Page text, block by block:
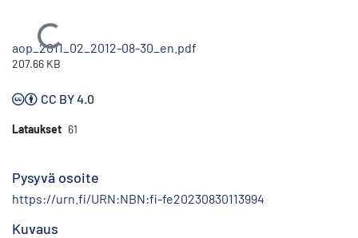
Ladataan...
aop_2011_02_2012-08-30_en.pdf
207.66 KB
CC BY 4.0
Lataukset 61
Pysyvä osoite
https://urn.fi/URN:NBN:fi-fe20230830113994
Kuvaus